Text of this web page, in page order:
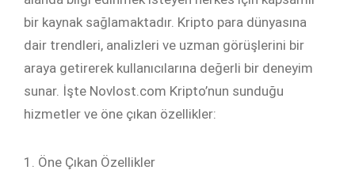
bir kaynak sağlamaktadır. Kripto para dünyasına
dair trendleri, analizleri ve uzman görüşlerini bir
araya getirerek kullanıcılarına değerli bir deneyim
sunar. İşte Novlost.com Kripto’nun sunduğu
hizmetler ve öne çıkan özellikler:
1. Öne Çıkan Özellikler